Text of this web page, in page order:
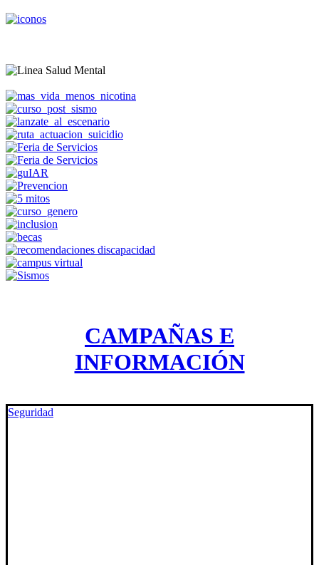
CAMPAÑAS E
INFORMACIÓN
Seguridad